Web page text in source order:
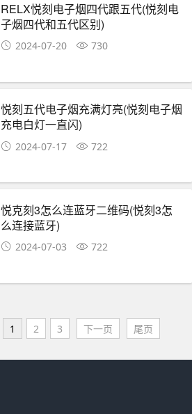
RELX悦刻电子烟四代跟五代(悦刻电
子烟四代和五代区别)
2024-07-20 730
悦刻五代电子烟充满灯亮(悦刻电子烟
充电白灯一直闪)
2024-07-17 722
悦克刻3怎么连蓝牙二维码(悦刻3怎
么连接蓝牙)
2024-07-03 722
1 2 3 下一页 尾页